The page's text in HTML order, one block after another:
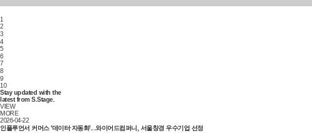
1
2
3
4
5
6
7
8
9
10
Stay updated with the
latest from S.Stage.
VIEW
MORE
2026-04-22
인플루언서 커머스 '데이터·자동화'...와이어드컴퍼니, 서울창경 우수기업 선정